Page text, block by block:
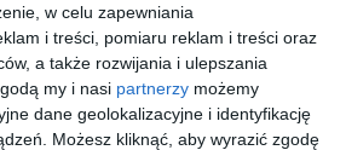
w celu zapewniania
i treści, pomiaru reklam i treści oraz
a także rozwijania i ulepszania
my i nasi partnerzy możemy
dane geolokalizacyjne i identyfikację
Możesz kliknąć, aby wyrazić zgodę
łazienki w